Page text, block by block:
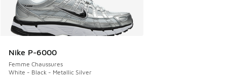
Nike P-6000
Femme Chaussures
White - Black - Metallic Silver